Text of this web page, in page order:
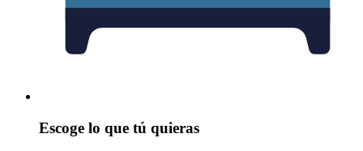
Escoge lo que tú quieras